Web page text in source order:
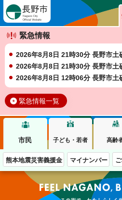
緊急情報
2026年8月8日 21時30分 長野市土
2026年8月8日 21時30分 長野市土
2026年8月8日 12時06分 長野市土
緊急情報一覧
市民 子ども・若者 高齢
熊本地震災害義援金 マイナンバー
この街で、わたしらし